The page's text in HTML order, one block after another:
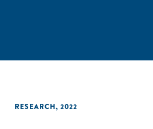
RESEARCH, 2022